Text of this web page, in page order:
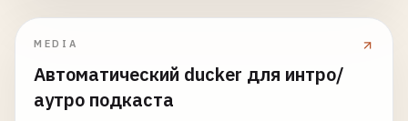
MEDIA
Автоматический ducker для интро/
аутро подкаста